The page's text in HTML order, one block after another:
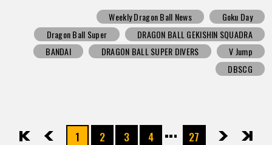
Weekly Dragon Ball News
Goku Day
Dragon Ball Super
DRAGON BALL GEKISHIN SQUADRA
BANDAI
DRAGON BALL SUPER DIVERS
V Jump
DBSCG
先頭 前へ1 2 3 4 27次へ最後